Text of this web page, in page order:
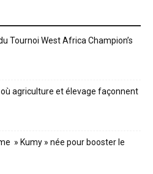
Tournoi West Africa Champion’s
agriculture et élevage façonnent
» Kumy » née pour booster le